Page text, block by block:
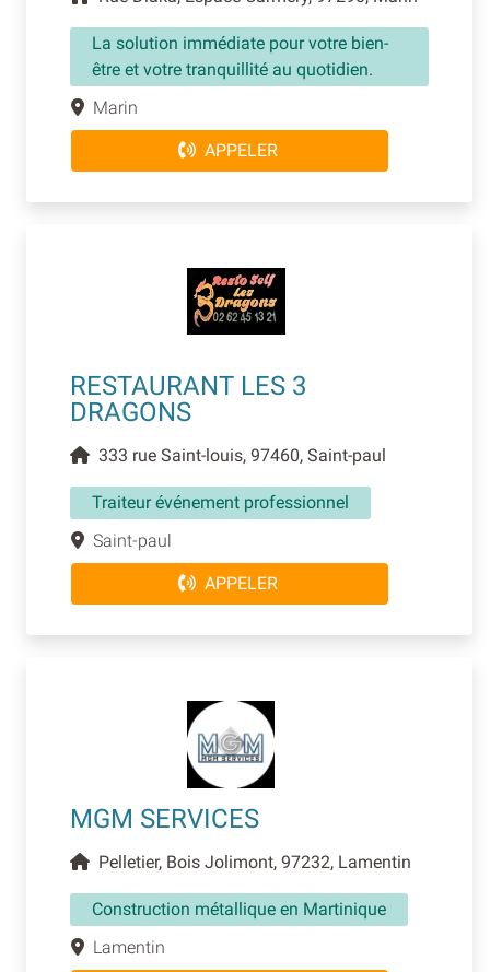
La solution immédiate pour votre bien-
être et votre tranquillité au quotidien.
Marin
APPELER
RESTAURANT LES 3
DRAGONS
333 rue Saint-louis, 97460, Saint-paul
Traiteur événement professionnel
Saint-paul
APPELER
MGM SERVICES
Pelletier, Bois Jolimont, 97232, Lamentin
Construction métallique en Martinique
Lamentin